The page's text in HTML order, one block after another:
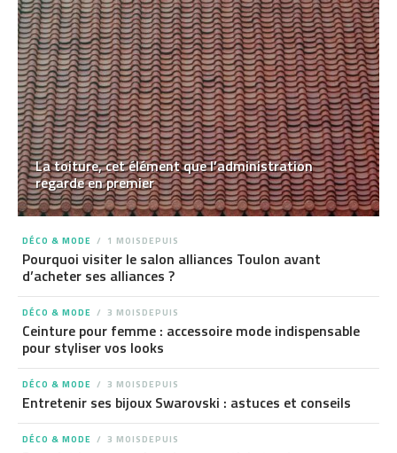
La toiture, cet élément que l’administration
regarde en premier
DÉCO & MODE 1 MOISDEPUIS
Pourquoi visiter le salon alliances Toulon avant
d’acheter ses alliances ?
DÉCO & MODE 3 MOISDEPUIS
Ceinture pour femme : accessoire mode indispensable
pour styliser vos looks
DÉCO & MODE 3 MOISDEPUIS
Entretenir ses bijoux Swarovski : astuces et conseils
DÉCO & MODE 3 MOISDEPUIS